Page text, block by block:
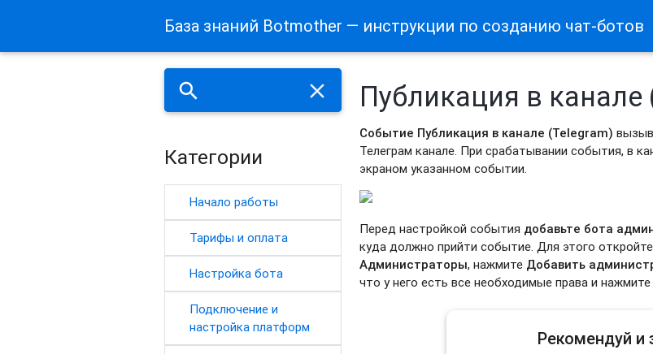
База знаний Botmother — инструкции по созданию чат-ботов
search close
Категории
Начало работы
Тарифы и оплата
Настройка бота
Подключение и
настройка платформ
Публикация в канале
Событие Публикация в канале (Telegram)
Телеграм канале. При срабатывании события, в
экраном указанном событии.
Перед настройкой события добавьте бота
куда должно прийти событие. Для этого
Администраторы, нажмите Добавить
что у него есть все необходимые права и нажмите
Рекомендуй и